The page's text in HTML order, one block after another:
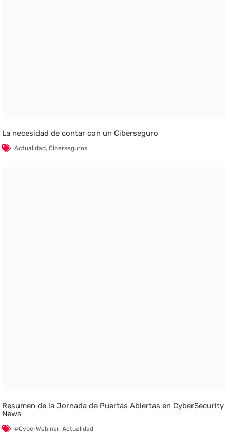
La necesidad de contar con un Ciberseguro
Actualidad,Ciberseguros
Resumen de la Jornada de Puertas Abiertas en CyberSecurity
News
#CyberWebinar,Actualidad